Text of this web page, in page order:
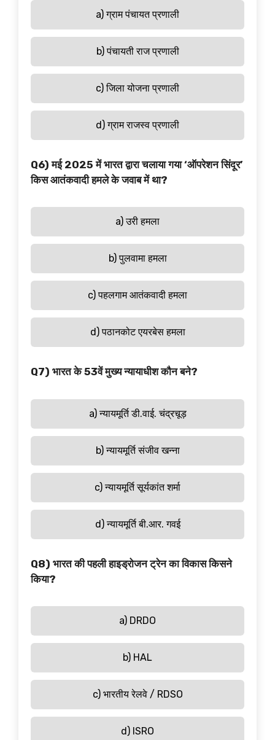
a) ग्राम पंचायत प्रणाली
b) पंचायती राज प्रणाली
c) जिला योजना प्रणाली
d) ग्राम राजस्व प्रणाली
Q6) मई 2025 में भारत द्वारा चलाया गया ‘ऑपरेशन सिंदूर’
किस आतंकवादी हमले के जवाब में था?
a) उरी हमला
b) पुलवामा हमला
c) पहलगाम आतंकवादी हमला
d) पठानकोट एयरबेस हमला
Q7) भारत के 53वें मुख्य न्यायाधीश कौन बने?
a) न्यायमूर्ति डी.वाई. चंद्रचूड़
b) न्यायमूर्ति संजीव खन्ना
c) न्यायमूर्ति सूर्यकांत शर्मा
d) न्यायमूर्ति बी.आर. गवई
Q8) भारत की पहली हाइड्रोजन ट्रेन का विकास किसने
किया?
a) DRDO
b) HAL
c) भारतीय रेलवे / RDSO
d) ISRO